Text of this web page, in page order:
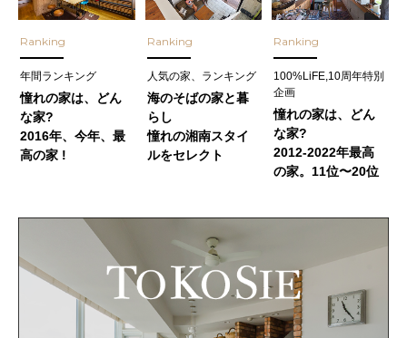
Ranking
年間ランキング
憧れの家は、どん
な家?
2016年、今年、最
高の家 !
Ranking
人気の家、ランキング
海のそばの家と暮
らし
憧れの湘南スタイ
ルをセレクト
Ranking
100%LiFE,10周年特別
企画
憧れの家は、どん
な家?
2012-2022年最高
の家。11位〜20位